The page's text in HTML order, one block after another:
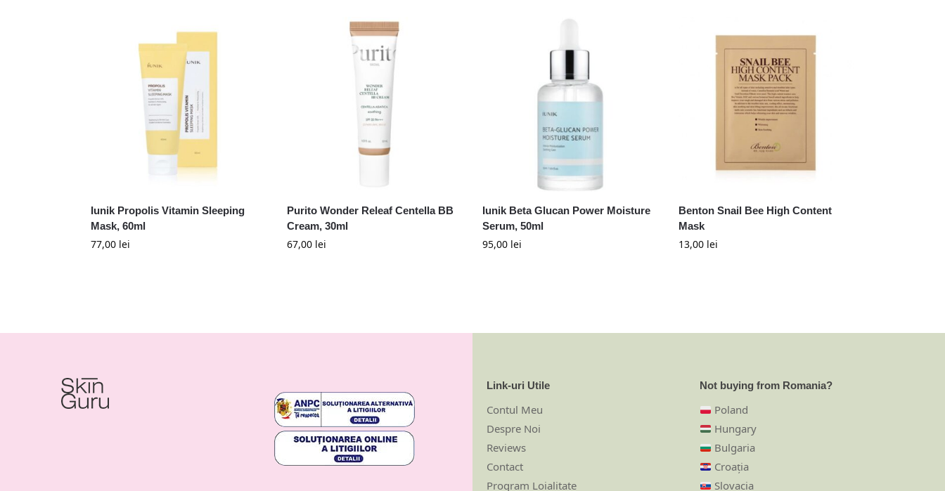
Iunik Propolis Vitamin Sleeping
Mask, 60ml
77,00 lei
Purito Wonder Releaf Centella BB
Cream, 30ml
67,00 lei
Iunik Beta Glucan Power Moisture
Serum, 50ml
95,00 lei
Benton Snail Bee High Content
Mask
13,00 lei
Link-uri Utile
Contul Meu
Despre Noi
Reviews
Contact
Program Loialitate
Not buying from Romania?
Poland
Hungary
Bulgaria
Croația
Slovacia